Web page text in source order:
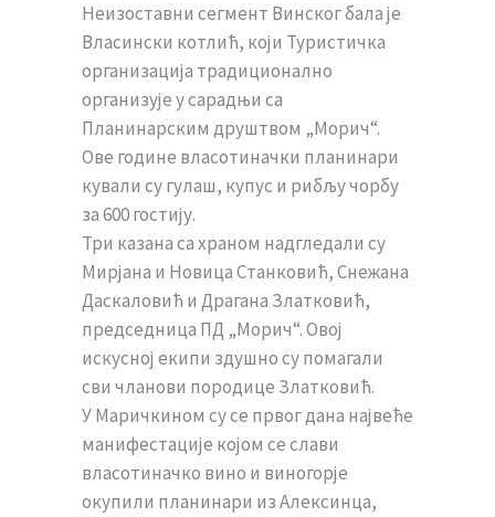
Неизоставни сегмент Винског бала је
Власински котлић, који Туристичка
организација традиционално
организује у сарадњи са
Планинарским друштвом „Морич“.
Ове године власотиначки планинари
кували су гулаш, купус и рибљу чорбу
за 600 гостију.
Три казана са храном надгледали су
Мирјана и Новица Станковић, Снежана
Даскаловић и Драгана Златковић,
председница ПД „Морич“. Овој
искусној екипи здушно су помагали
сви чланови породице Златковић.
У Маричкином су се првог дана највеће
манифестације којом се слави
власотиначко вино и виногорје
окупили планинари из Алексинца,